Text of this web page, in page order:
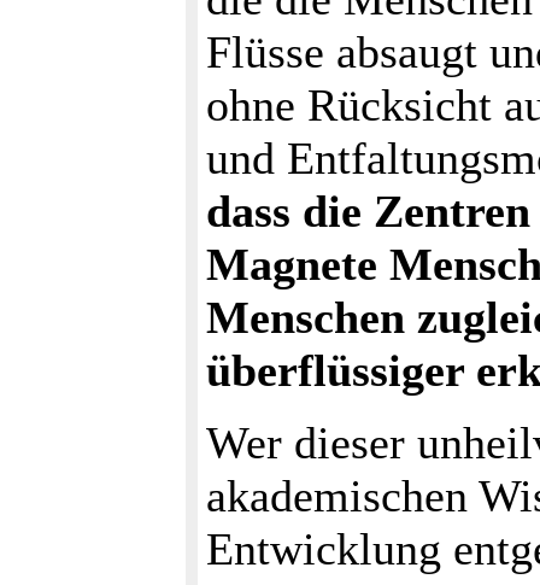
Flüsse absaugt
ohne Rücksicht
und
dass die
Magnete
Menschen
überflüssiger
Wer dieser
akademischen
Entwicklung